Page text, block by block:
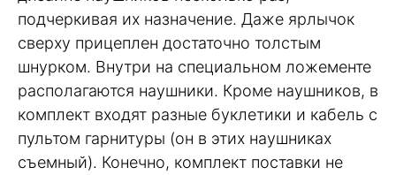
подчеркивая их назначение. Даже ярлычок
сверху прицеплен достаточно толстым
шнурком. Внутри на специальном ложементе
располагаются наушники. Кроме наушников, в
комплект входят разные буклетики и кабель с
пультом гарнитуры (он в этих наушниках
съемный). Конечно, комплект поставки не